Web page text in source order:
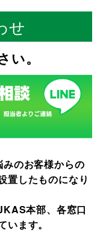
せ
い。
のお客様からの
置したものになり
本部、各窓口
ます。